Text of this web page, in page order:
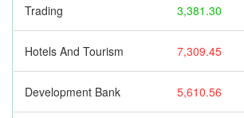
Trading 3,381.30
Hotels And Tourism 7,309.45
Development Bank 5,610.56